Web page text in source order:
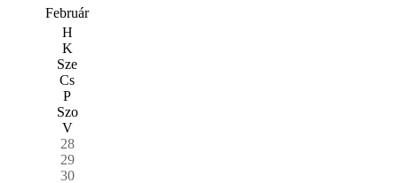
Február
H
K
Sze
Cs
P
Szo
V
28
29
30